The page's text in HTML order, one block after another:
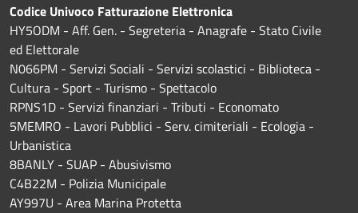
Codice Univoco Fatturazione Elettronica
HY5ODM - Aff. Gen. - Segreteria - Anagrafe - Stato Civile
ed Elettorale
N066PM - Servizi Sociali - Servizi scolastici - Biblioteca -
Cultura - Sport - Turismo - Spettacolo
RPNS1D - Servizi finanziari - Tributi - Economato
5MEMRO - Lavori Pubblici - Serv. cimiteriali - Ecologia -
Urbanistica
8BANLY - SUAP - Abusivismo
C4B22M - Polizia Municipale
AY997U - Area Marina Protetta